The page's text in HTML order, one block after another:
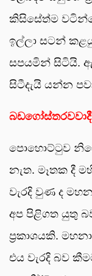
කිසිසේත්ම
ඉල්ලා සටන්
සපයමින් සිටියි.
සිටීදැයි යන්න
පොහොට්ටුව
නැත. මෑතක දී
වැරදි වුණ ද
අප පිළිගත යුතු
ප්‍රකාශයකි.
එය වැරදි බව